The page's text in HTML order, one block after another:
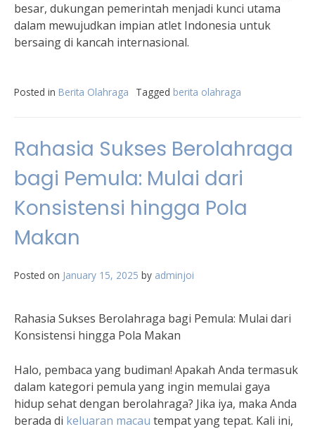
besar, dukungan pemerintah menjadi kunci utama
dalam mewujudkan impian atlet Indonesia untuk
bersaing di kancah internasional.
Posted in Berita Olahraga Tagged berita olahraga
Rahasia Sukses Berolahraga
bagi Pemula: Mulai dari
Konsistensi hingga Pola
Makan
Posted on January 15, 2025 by adminjoi
Rahasia Sukses Berolahraga bagi Pemula: Mulai dari
Konsistensi hingga Pola Makan
Halo, pembaca yang budiman! Apakah Anda termasuk
dalam kategori pemula yang ingin memulai gaya
hidup sehat dengan berolahraga? Jika iya, maka Anda
berada di keluaran macau tempat yang tepat. Kali ini,